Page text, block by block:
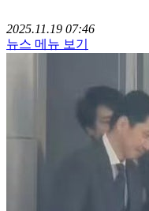
2025.11.19 07:46
뉴스 메뉴 보기